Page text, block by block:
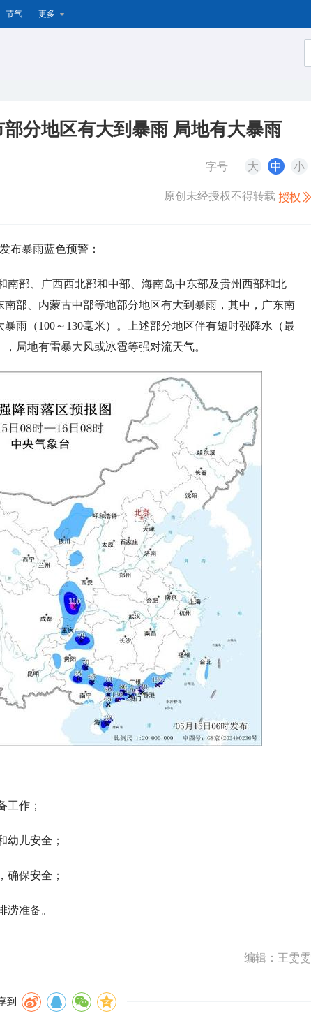
节气 更多
分地区有大到暴雨 局地有大暴雨
字号 大 中 小
原创未经授权不得转载
布暴雨蓝色预警：
南部、广西西北部和中部、海南岛中东部及贵州西部和北
部、内蒙古中部等地部分地区有大到暴雨，其中，广东南
雨（100～130毫米）。上述部分地区伴有短时强降水（最
局地有雷暴大风或冰雹等强对流天气。
工作；
幼儿安全；
确保安全；
涝准备。
编辑：王雯雯
到